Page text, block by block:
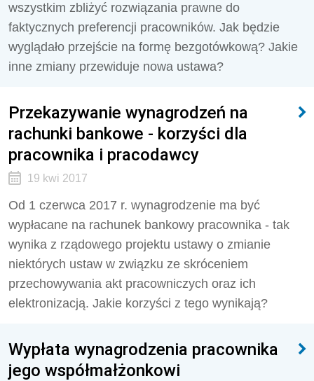
wszystkim zbliżyć rozwiązania prawne do
faktycznych preferencji pracowników. Jak będzie
wyglądało przejście na formę bezgotówkową? Jakie
inne zmiany przewiduje nowa ustawa?
Przekazywanie wynagrodzeń na
rachunki bankowe - korzyści dla
pracownika i pracodawcy
19 kwi 2017
Od 1 czerwca 2017 r. wynagrodzenie ma być
wypłacane na rachunek bankowy pracownika - tak
wynika z rządowego projektu ustawy o zmianie
niektórych ustaw w związku ze skróceniem
przechowywania akt pracowniczych oraz ich
elektronizacją. Jakie korzyści z tego wynikają?
Wypłata wynagrodzenia pracownika
jego współmałżonkowi